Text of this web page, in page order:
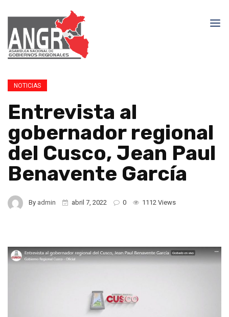
NOTICIAS
Entrevista al
gobernador regional
del Cusco, Jean Paul
Benavente García
By admin abril 7, 2022 0 1112 Views